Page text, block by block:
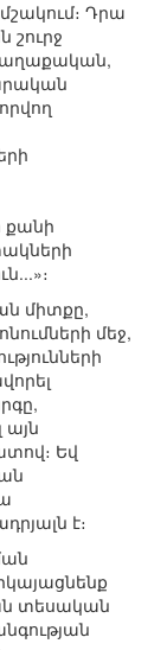
Դրա
շուրջ
քանի
միտքը,
մեջ,
այն
Եվ
է։
տեսական